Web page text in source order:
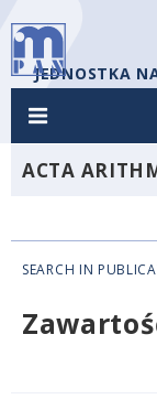
JEDNOSTKA
ACTA
SEARCH IN